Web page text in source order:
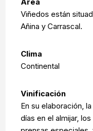
Viñedos están
Añina y Carrascal.
Clima
Continental
Vinificación
En su elaboración,
días en el almijar,